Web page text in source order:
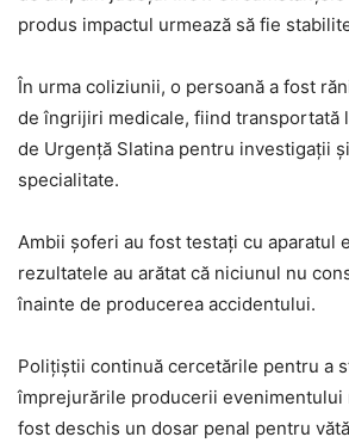
produs impactul urmează să fie
În urma coliziunii, o persoană a fost
de îngrijiri medicale, fiind transportată
de Urgență Slatina pentru investigații
specialitate.
Ambii șoferi au fost testați cu aparatul
rezultatele au arătat că niciunul nu
înainte de producerea accidentului.
Polițiștii continuă cercetările pentru a
împrejurările producerii evenimentului
fost deschis un dosar penal pentru